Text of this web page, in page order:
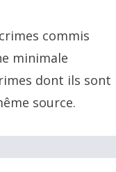
commis
minimale
dont ils sont
source.